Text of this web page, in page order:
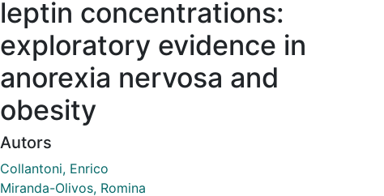
leptin concentrations:
exploratory evidence in
anorexia nervosa and
obesity
Autors
Collantoni, Enrico
Miranda-Olivos, Romina